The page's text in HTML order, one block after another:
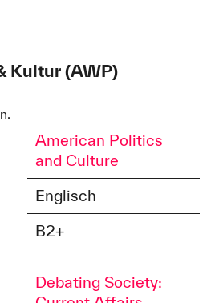
Kultur (AWP)
American Politics
and Culture
Englisch
B2+
Debating Society: